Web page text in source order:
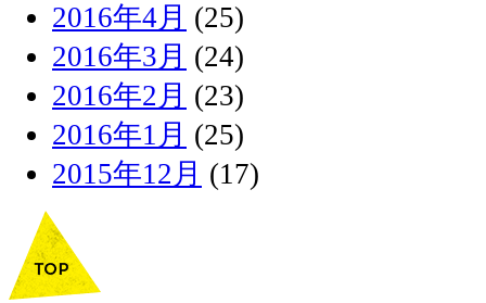
2016年4月 (25)
2016年3月 (24)
2016年2月 (23)
2016年1月 (25)
2015年12月 (17)